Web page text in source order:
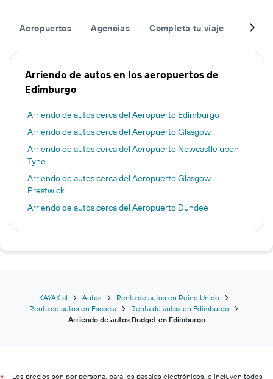
Aeropuertos Agencias Completa tu viaje Otros
Arriendo de autos en los aeropuertos de
Edimburgo
Arriendo de autos cerca del Aeropuerto Edimburgo
Arriendo de autos cerca del Aeropuerto Glasgow
Arriendo de autos cerca del Aeropuerto Newcastle upon
Tyne
Arriendo de autos cerca del Aeropuerto Glasgow
Prestwick
Arriendo de autos cerca del Aeropuerto Dundee
KAYAK.cl Autos
Renta de autos en Reino Unido
Renta de autos en Escocia
Renta de autos en Edimburgo
Arriendo de autos Budget en Edimburgo
Los precios son por persona, para los pasajes electrónicos, e incluyen todos